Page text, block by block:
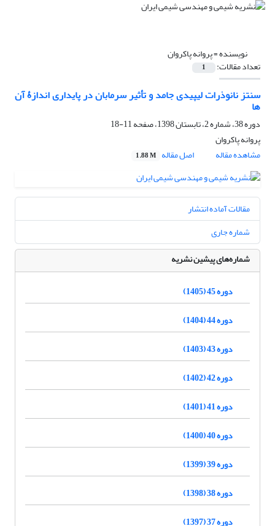
نویسنده =پروانه پاکروان
تعداد مقالات: 1
سنتز نانوذرات لیپیدی جامد و تأثیر سرمابان در پایداری اندازۀ آن
ها
دوره 38، شماره 2، تابستان 1398، صفحه
11-18
پروانه پاکروان
مشاهده مقاله
اصل مقاله 1.88 M
مقالات آماده انتشار
شماره جاری
شماره‌های پیشین نشریه
دوره 45 (1405)
دوره 44 (1404)
دوره 43 (1403)
دوره 42 (1402)
دوره 41 (1401)
دوره 40 (1400)
دوره 39 (1399)
دوره 38 (1398)
دوره 37 (1397)